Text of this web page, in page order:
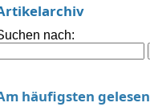
nach:
häufigsten gelesen